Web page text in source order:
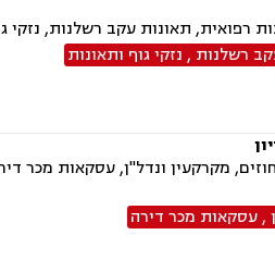
תאונות עקב רשלנות, נזקי
רשלנות , נזקי גוף ותאונות
מקרקעין ונדל"ן, עסקאות מכר
,עסקאות מכר דירה